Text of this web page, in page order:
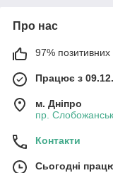
Про нас
97% позитивних
Працює з
м. Дніпро
пр.
Контакти
Сьогодні